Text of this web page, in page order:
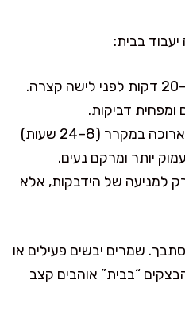
בבית:
: 15–20 דקות לפני לישה קצרה.
ומפחית דביקות.
: עדיף ארוכה במקרר (8–24 שעות)
יותר ומרקם נעים.
למניעה של הידבקות, אלא
שמרים יבשים פעילים או
“בבית” אוהבים קצב